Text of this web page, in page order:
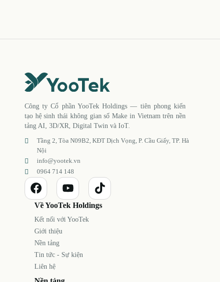
Công ty Cổ phần YooTek Holdings — tiên phong kiến
tạo hệ sinh thái không gian số Make in Vietnam trên nền
tảng AI, 3D/XR, Digital Twin và IoT.
Tầng 2, Tòa N09B2, KĐT Dịch Vọng, P. Cầu Giấy, TP. Hà
Nội
info@yootek.vn
0964 714 148
Về YooTek Holdings
Kết nối với YooTek
Giới thiệu
Nền tảng
Tin tức - Sự kiện
Liên hệ